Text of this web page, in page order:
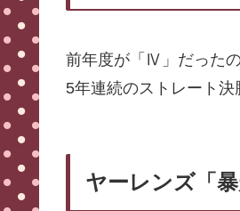
前年度が「Ⅳ」だったの
5年連続のストレート決
ヤーレンズ「